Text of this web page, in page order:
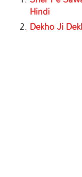
Hindi
Dekho Ji